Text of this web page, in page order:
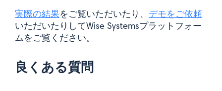
実際の結果をご覧いただいたり、 デモをご依頼
いただいたりしてWise Systemsプラットフォー
ムをご覧ください。
良くある質問